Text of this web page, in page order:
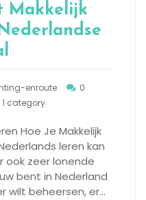
Makkelijk
enroute
0
1 category
Hoe Je Makkelijk
leren kan
zeer lonende
bent in Nederland
wilt beheersen, er…